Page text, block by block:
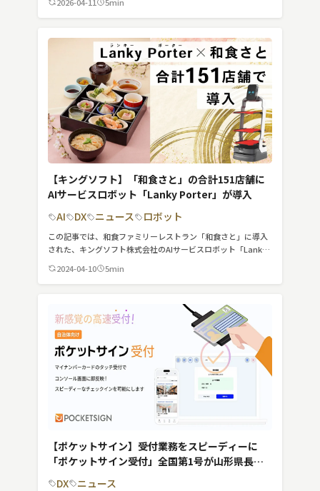
【キングソフト】「和食さと」の合計151店舗に
AIサービスロボット「Lanky Porter」が導入
AI
DX ニュース ロボット
この記事では、和食ファミリーレストラン「和食さと」に導入
された、キングソフト株式会社のAIサービスロボット「Lanky
2024-04-10 5min
【ポケットサイン】受付業務をスピーディーに
「ポケットサイン受付」全国第1号が山形県長井
DX ニュース